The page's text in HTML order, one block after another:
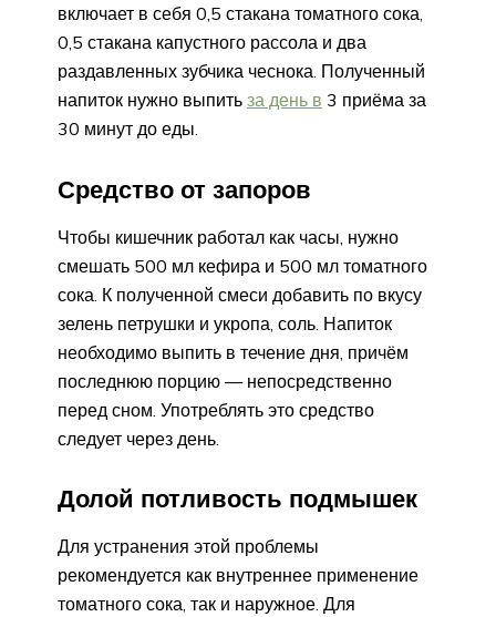
включает в себя 0,5 стакана томатного сока,
0,5 стакана капустного рассола и два
раздавленных зубчика чеснока. Полученный
напиток нужно выпить за день в 3 приёма за
30 минут до еды.
Средство от запоров
Чтобы кишечник работал как часы, нужно
смешать 500 мл кефира и 500 мл томатного
сока. К полученной смеси добавить по вкусу
зелень петрушки и укропа, соль. Напиток
необходимо выпить в течение дня, причём
последнюю порцию — непосредственно
перед сном. Употреблять это средство
следует через день.
Долой потливость подмышек
Для устранения этой проблемы
рекомендуется как внутреннее применение
томатного сока, так и наружное. Для